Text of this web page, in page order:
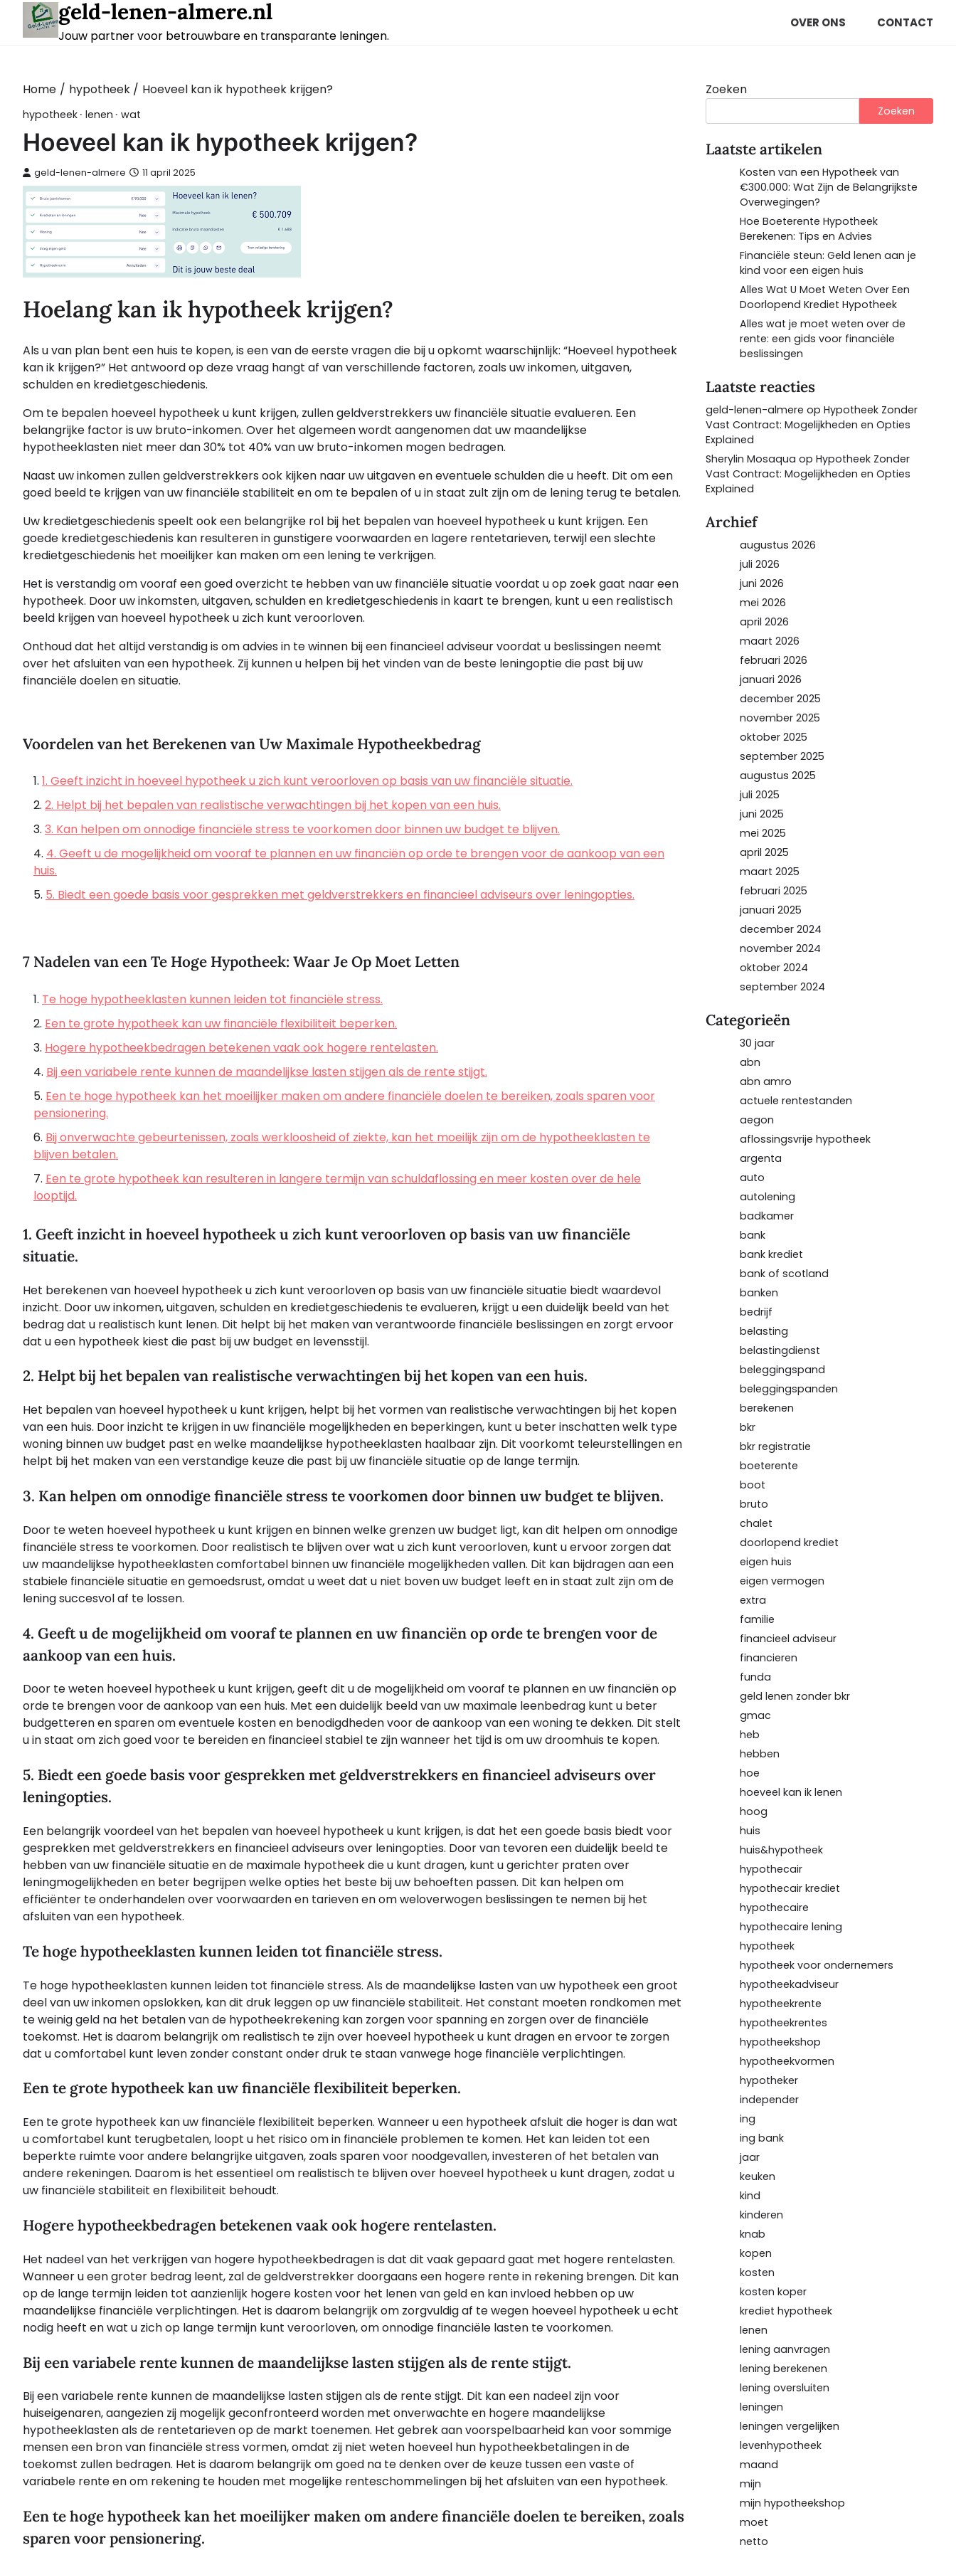
content
geld-lenen-almere.nl
Jouw partner voor betrouwbare en transparante leningen.
OVER ONS CONTACT
Home hypotheek Hoeveel kan ik hypotheek krijgen?
hypotheek lenen wat
Hoeveel kan ik hypotheek krijgen?
geld-lenen-almere 11 april 2025
Hoelang kan ik hypotheek krijgen?
Als u van plan bent een huis te kopen, is een van de eerste vragen die bij u opkomt waarschijnlijk: “Hoeveel hypotheek
kan ik krijgen?” Het antwoord op deze vraag hangt af van verschillende factoren, zoals uw inkomen, uitgaven,
schulden en kredietgeschiedenis.
Om te bepalen hoeveel hypotheek u kunt krijgen, zullen geldverstrekkers uw financiële situatie evalueren. Een
belangrijke factor is uw bruto-inkomen. Over het algemeen wordt aangenomen dat uw maandelijkse
hypotheeklasten niet meer dan 30% tot 40% van uw bruto-inkomen mogen bedragen.
Naast uw inkomen zullen geldverstrekkers ook kijken naar uw uitgaven en eventuele schulden die u heeft. Dit om een
goed beeld te krijgen van uw financiële stabiliteit en om te bepalen of u in staat zult zijn om de lening terug te betalen.
Uw kredietgeschiedenis speelt ook een belangrijke rol bij het bepalen van hoeveel hypotheek u kunt krijgen. Een
goede kredietgeschiedenis kan resulteren in gunstigere voorwaarden en lagere rentetarieven, terwijl een slechte
kredietgeschiedenis het moeilijker kan maken om een lening te verkrijgen.
Het is verstandig om vooraf een goed overzicht te hebben van uw financiële situatie voordat u op zoek gaat naar een
hypotheek. Door uw inkomsten, uitgaven, schulden en kredietgeschiedenis in kaart te brengen, kunt u een realistisch
beeld krijgen van hoeveel hypotheek u zich kunt veroorloven.
Onthoud dat het altijd verstandig is om advies in te winnen bij een financieel adviseur voordat u beslissingen neemt
over het afsluiten van een hypotheek. Zij kunnen u helpen bij het vinden van de beste leningoptie die past bij uw
financiële doelen en situatie.
Voordelen van het Berekenen van Uw Maximale Hypotheekbedrag
1. Geeft inzicht in hoeveel hypotheek u zich kunt veroorloven op basis van uw financiële situatie.
2. Helpt bij het bepalen van realistische verwachtingen bij het kopen van een huis.
3. Kan helpen om onnodige financiële stress te voorkomen door binnen uw budget te blijven.
4. Geeft u de mogelijkheid om vooraf te plannen en uw financiën op orde te brengen voor de aankoop van een
huis.
5. Biedt een goede basis voor gesprekken met geldverstrekkers en financieel adviseurs over leningopties.
7 Nadelen van een Te Hoge Hypotheek: Waar Je Op Moet Letten
Te hoge hypotheeklasten kunnen leiden tot financiële stress.
Een te grote hypotheek kan uw financiële flexibiliteit beperken.
Hogere hypotheekbedragen betekenen vaak ook hogere rentelasten.
Bij een variabele rente kunnen de maandelijkse lasten stijgen als de rente stijgt.
Een te hoge hypotheek kan het moeilijker maken om andere financiële doelen te bereiken, zoals sparen voor
pensionering.
Bij onverwachte gebeurtenissen, zoals werkloosheid of ziekte, kan het moeilijk zijn om de hypotheeklasten te
blijven betalen.
Een te grote hypotheek kan resulteren in langere termijn van schuldaflossing en meer kosten over de hele
looptijd.
1. Geeft inzicht in hoeveel hypotheek u zich kunt veroorloven op basis van uw financiële
situatie.
Het berekenen van hoeveel hypotheek u zich kunt veroorloven op basis van uw financiële situatie biedt waardevol
inzicht. Door uw inkomen, uitgaven, schulden en kredietgeschiedenis te evalueren, krijgt u een duidelijk beeld van het
bedrag dat u realistisch kunt lenen. Dit helpt bij het maken van verantwoorde financiële beslissingen en zorgt ervoor
dat u een hypotheek kiest die past bij uw budget en levensstijl.
2. Helpt bij het bepalen van realistische verwachtingen bij het kopen van een huis.
Het bepalen van hoeveel hypotheek u kunt krijgen, helpt bij het vormen van realistische verwachtingen bij het kopen
van een huis. Door inzicht te krijgen in uw financiële mogelijkheden en beperkingen, kunt u beter inschatten welk type
woning binnen uw budget past en welke maandelijkse hypotheeklasten haalbaar zijn. Dit voorkomt teleurstellingen en
helpt bij het maken van een verstandige keuze die past bij uw financiële situatie op de lange termijn.
3. Kan helpen om onnodige financiële stress te voorkomen door binnen uw budget te blijven.
Door te weten hoeveel hypotheek u kunt krijgen en binnen welke grenzen uw budget ligt, kan dit helpen om onnodige
financiële stress te voorkomen. Door realistisch te blijven over wat u zich kunt veroorloven, kunt u ervoor zorgen dat
uw maandelijkse hypotheeklasten comfortabel binnen uw financiële mogelijkheden vallen. Dit kan bijdragen aan een
stabiele financiële situatie en gemoedsrust, omdat u weet dat u niet boven uw budget leeft en in staat zult zijn om de
lening succesvol af te lossen.
4. Geeft u de mogelijkheid om vooraf te plannen en uw financiën op orde te brengen voor de
aankoop van een huis.
Door te weten hoeveel hypotheek u kunt krijgen, geeft dit u de mogelijkheid om vooraf te plannen en uw financiën op
orde te brengen voor de aankoop van een huis. Met een duidelijk beeld van uw maximale leenbedrag kunt u beter
budgetteren en sparen om eventuele kosten en benodigdheden voor de aankoop van een woning te dekken. Dit stelt
u in staat om zich goed voor te bereiden en financieel stabiel te zijn wanneer het tijd is om uw droomhuis te kopen.
5. Biedt een goede basis voor gesprekken met geldverstrekkers en financieel adviseurs over
leningopties.
Een belangrijk voordeel van het bepalen van hoeveel hypotheek u kunt krijgen, is dat het een goede basis biedt voor
gesprekken met geldverstrekkers en financieel adviseurs over leningopties. Door van tevoren een duidelijk beeld te
hebben van uw financiële situatie en de maximale hypotheek die u kunt dragen, kunt u gerichter praten over
leningmogelijkheden en beter begrijpen welke opties het beste bij uw behoeften passen. Dit kan helpen om
efficiënter te onderhandelen over voorwaarden en tarieven en om weloverwogen beslissingen te nemen bij het
afsluiten van een hypotheek.
Te hoge hypotheeklasten kunnen leiden tot financiële stress.
Te hoge hypotheeklasten kunnen leiden tot financiële stress. Als de maandelijkse lasten van uw hypotheek een groot
deel van uw inkomen opslokken, kan dit druk leggen op uw financiële stabiliteit. Het constant moeten rondkomen met
te weinig geld na het betalen van de hypotheekrekening kan zorgen voor spanning en zorgen over de financiële
toekomst. Het is daarom belangrijk om realistisch te zijn over hoeveel hypotheek u kunt dragen en ervoor te zorgen
dat u comfortabel kunt leven zonder constant onder druk te staan vanwege hoge financiële verplichtingen.
Een te grote hypotheek kan uw financiële flexibiliteit beperken.
Een te grote hypotheek kan uw financiële flexibiliteit beperken. Wanneer u een hypotheek afsluit die hoger is dan wat
u comfortabel kunt terugbetalen, loopt u het risico om in financiële problemen te komen. Het kan leiden tot een
beperkte ruimte voor andere belangrijke uitgaven, zoals sparen voor noodgevallen, investeren of het betalen van
andere rekeningen. Daarom is het essentieel om realistisch te blijven over hoeveel hypotheek u kunt dragen, zodat u
uw financiële stabiliteit en flexibiliteit behoudt.
Hogere hypotheekbedragen betekenen vaak ook hogere rentelasten.
Het nadeel van het verkrijgen van hogere hypotheekbedragen is dat dit vaak gepaard gaat met hogere rentelasten.
Wanneer u een groter bedrag leent, zal de geldverstrekker doorgaans een hogere rente in rekening brengen. Dit kan
op de lange termijn leiden tot aanzienlijk hogere kosten voor het lenen van geld en kan invloed hebben op uw
maandelijkse financiële verplichtingen. Het is daarom belangrijk om zorgvuldig af te wegen hoeveel hypotheek u echt
nodig heeft en wat u zich op lange termijn kunt veroorloven, om onnodige financiële lasten te voorkomen.
Bij een variabele rente kunnen de maandelijkse lasten stijgen als de rente stijgt.
Bij een variabele rente kunnen de maandelijkse lasten stijgen als de rente stijgt. Dit kan een nadeel zijn voor
huiseigenaren, aangezien zij mogelijk geconfronteerd worden met onverwachte en hogere maandelijkse
hypotheeklasten als de rentetarieven op de markt toenemen. Het gebrek aan voorspelbaarheid kan voor sommige
mensen een bron van financiële stress vormen, omdat zij niet weten hoeveel hun hypotheekbetalingen in de
toekomst zullen bedragen. Het is daarom belangrijk om goed na te denken over de keuze tussen een vaste of
variabele rente en om rekening te houden met mogelijke renteschommelingen bij het afsluiten van een hypotheek.
Een te hoge hypotheek kan het moeilijker maken om andere financiële doelen te bereiken, zoals
sparen voor pensionering.
Zoeken
Zoeken
Laatste artikelen
Kosten van een Hypotheek van
€300.000: Wat Zijn de Belangrijkste
Overwegingen?
Hoe Boeterente Hypotheek
Berekenen: Tips en Advies
Financiële steun: Geld lenen aan je
kind voor een eigen huis
Alles Wat U Moet Weten Over Een
Doorlopend Krediet Hypotheek
Alles wat je moet weten over de
rente: een gids voor financiële
beslissingen
Laatste reacties
geld-lenen-almere op Hypotheek Zonder
Vast Contract: Mogelijkheden en Opties
Explained
Sherylin Mosaqua op Hypotheek Zonder
Vast Contract: Mogelijkheden en Opties
Explained
Archief
augustus 2026
juli 2026
juni 2026
mei 2026
april 2026
maart 2026
februari 2026
januari 2026
december 2025
november 2025
oktober 2025
september 2025
augustus 2025
juli 2025
juni 2025
mei 2025
april 2025
maart 2025
februari 2025
januari 2025
december 2024
november 2024
oktober 2024
september 2024
Categorieën
30 jaar
abn
abn amro
actuele rentestanden
aegon
aflossingsvrije hypotheek
argenta
auto
autolening
badkamer
bank
bank krediet
bank of scotland
banken
bedrijf
belasting
belastingdienst
beleggingspand
beleggingspanden
berekenen
bkr
bkr registratie
boeterente
boot
bruto
chalet
doorlopend krediet
eigen huis
eigen vermogen
extra
familie
financieel adviseur
financieren
funda
geld lenen zonder bkr
gmac
heb
hebben
hoe
hoeveel kan ik lenen
hoog
huis
huis&hypotheek
hypothecair
hypothecair krediet
hypothecaire
hypothecaire lening
hypotheek
hypotheek voor ondernemers
hypotheekadviseur
hypotheekrente
hypotheekrentes
hypotheekshop
hypotheekvormen
hypotheker
independer
ing
ing bank
jaar
keuken
kind
kinderen
knab
kopen
kosten
kosten koper
krediet hypotheek
lenen
lening aanvragen
lening berekenen
lening oversluiten
leningen
leningen vergelijken
levenhypotheek
maand
mijn
mijn hypotheekshop
moet
netto